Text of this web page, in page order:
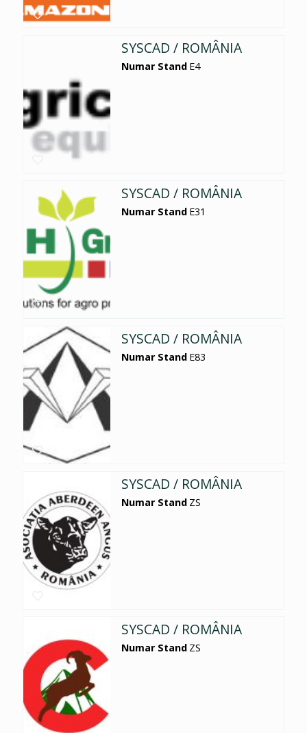
SYSCAD / ROMÂNIA
Numar Stand E4
SYSCAD / ROMÂNIA
Numar Stand E31
SYSCAD / ROMÂNIA
Numar Stand E83
SYSCAD / ROMÂNIA
Numar Stand ZS
SYSCAD / ROMÂNIA
Numar Stand ZS